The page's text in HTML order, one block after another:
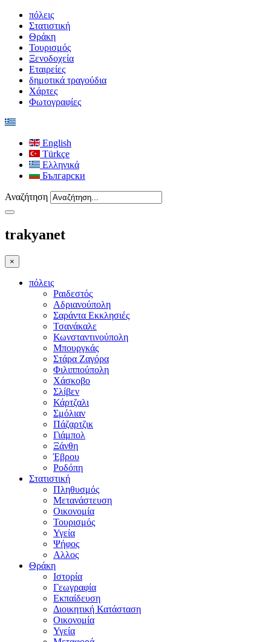
πόλεις
Στατιστική
Θράκη
Τουρισμός
Ξενοδοχεία
Εταιρείες
δημοτικά τραγούδια
Χάρτες
Φωτογραφίες
English
Türkçe
Ελληνικά
Български
Αναζήτηση
trakyanet
×
πόλεις
Ραιδεστός
Αδριανούπολη
Σαράντα Εκκλησιές
Τσανάκαλε
Κωνσταντινούπολη
Μπουργκάς
Στάρα Ζαγόρα
Φιλιππούπολη
Χάσκοβο
Σλίβεν
Κάρτζαλι
Σμόλιαν
Πάζαρτζικ
Γιάμπολ
Ξάνθη
Έβρου
Ροδόπη
Στατιστική
Πληθυσμός
Μετανάστευση
Οικονομία
Τουρισμός
Υγεία
Ψήφος
Αλλος
Θράκη
Ιστορία
Γεωγραφία
Εκπαίδευση
Διοικητική Κατάσταση
Οικονομία
Υγεία